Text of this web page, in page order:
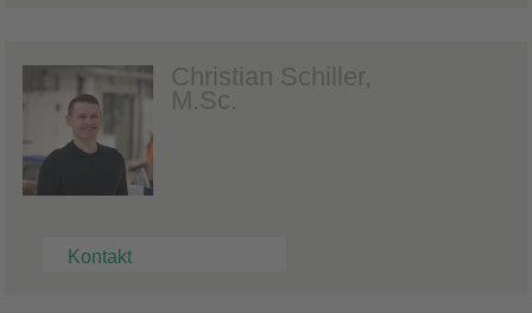
Christian Schiller,
M.Sc.
Kontakt